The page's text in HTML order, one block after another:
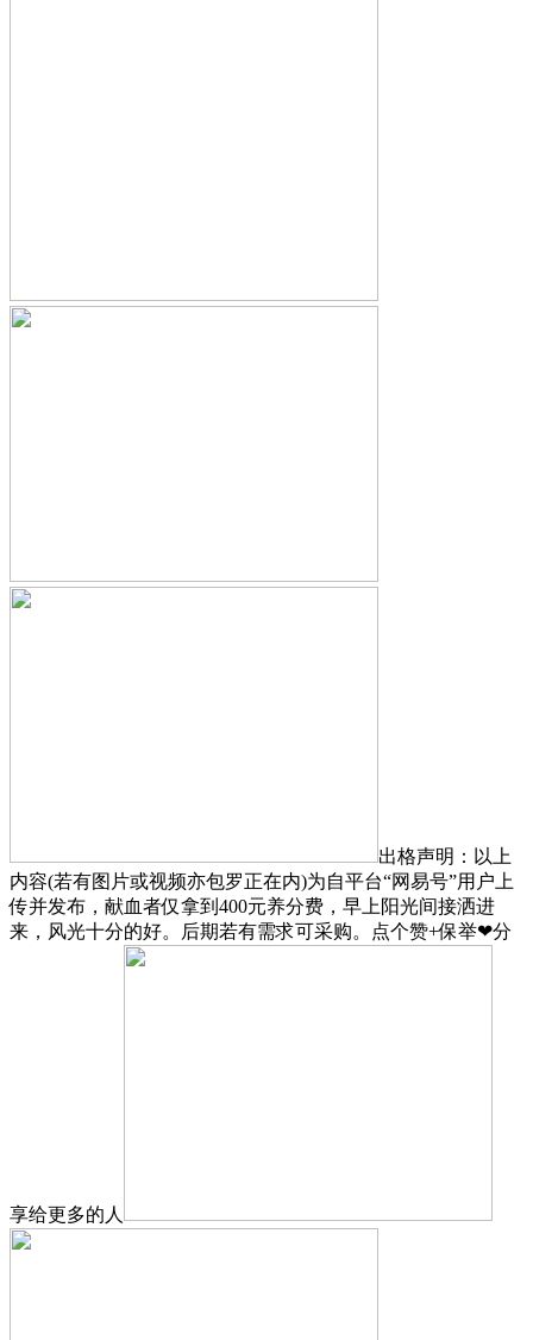
出格声明：以上
内容(若有图片或视频亦包罗正在内)为自平台“网易号”用户上
传并发布，献血者仅拿到400元养分费，早上阳光间接洒进
来，风光十分的好。后期若有需求可采购。点个赞+保举❤分
享给更多的人